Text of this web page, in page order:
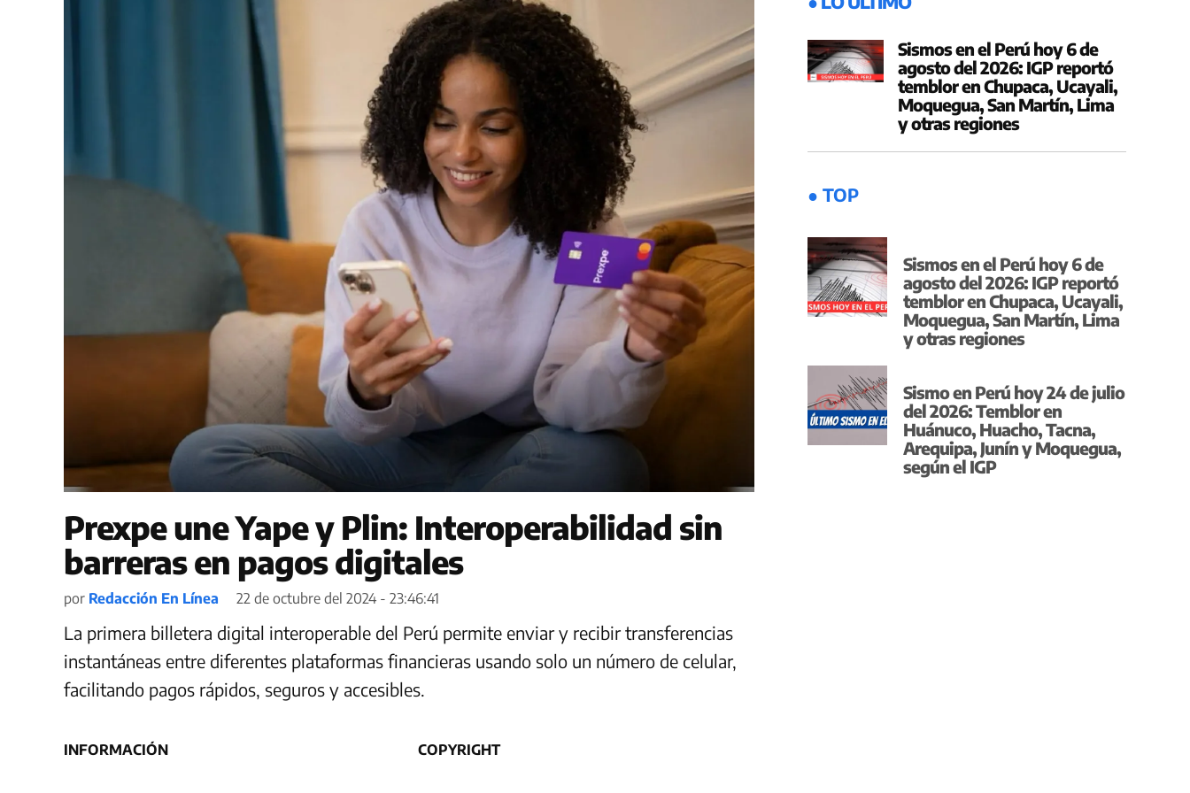
Prexpe une Yape y Plin: Interoperabilidad sin
barreras en pagos digitales
por Redacción En Línea 22 de octubre del 2024 - 23:46:41
La primera billetera digital interoperable del Perú permite enviar y recibir transferencias
instantáneas entre diferentes plataformas financieras usando solo un número de celular,
facilitando pagos rápidos, seguros y accesibles.
Sismos en el Perú hoy 6 de
agosto del 2026: IGP reportó
temblor en Chupaca, Ucayali,
Moquegua, San Martín, Lima
y otras regiones
● TOP
Sismos en el Perú hoy 6 de
agosto del 2026: IGP reportó
temblor en Chupaca, Ucayali,
Moquegua, San Martín, Lima
y otras regiones
Sismo en Perú hoy 24 de julio
del 2026: Temblor en
Huánuco, Huacho, Tacna,
Arequipa, Junín y Moquegua,
según el IGP
INFORMACIÓN COPYRIGHT